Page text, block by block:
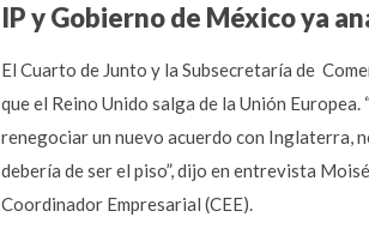
IP y Gobierno de México ya
El Cuarto de Junto y la Subsecretaría de
que el Reino Unido salga de la Unión
renegociar un nuevo acuerdo con Inglaterra,
debería de ser el piso”, dijo en entrevista
Coordinador Empresarial (CEE).